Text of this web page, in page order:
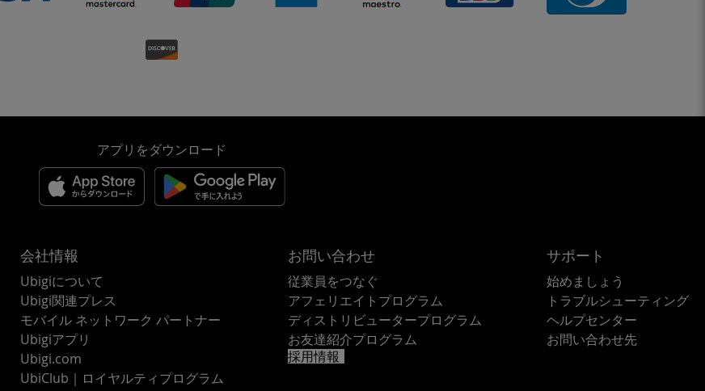
アプリをダウンロード
会社情報
Ubigiについて
Ubigi関連プレス
モバイル ネットワーク パートナー
Ubigiアプリ
Ubigi.com
UbiClub｜ロイヤルティプログラム
お問い合わせ
従業員をつなぐ
アフェリエイトプログラム
ディストリビュータープログラム
お友達紹介プログラム
採用情報
サポート
始めましょう
トラブルシューティング
ヘルプセンター
お問い合わせ先